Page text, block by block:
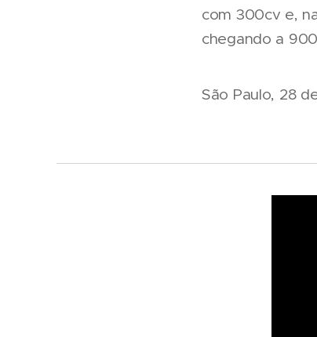
com 300cv e,
chegando a
São Paulo, 28